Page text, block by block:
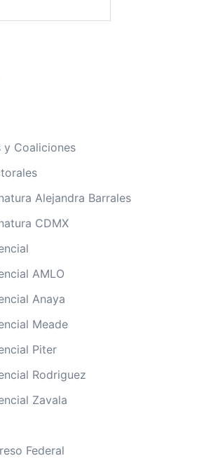
y Coaliciones
Alejandra Barrales
CDMX
AMLO
Anaya
Meade
Piter
Rodriguez
Zavala
Federal